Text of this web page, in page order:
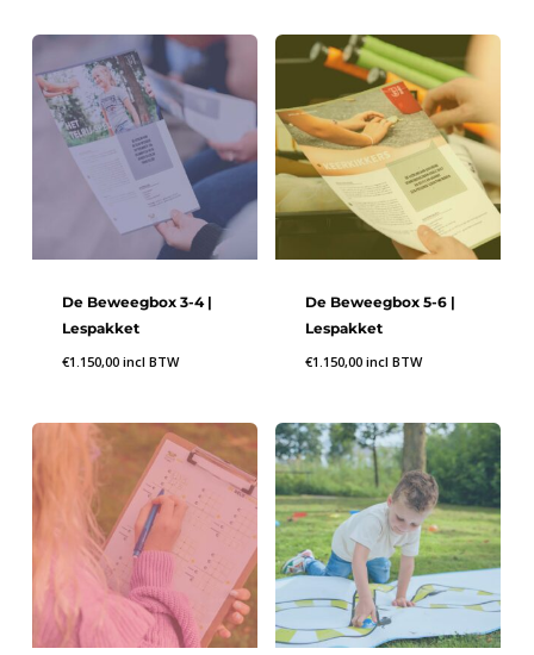
De Beweegbox 3-4 |
Lespakket
€1.150,00 incl BTW
De Beweegbox 5-6 |
Lespakket
€1.150,00 incl BTW